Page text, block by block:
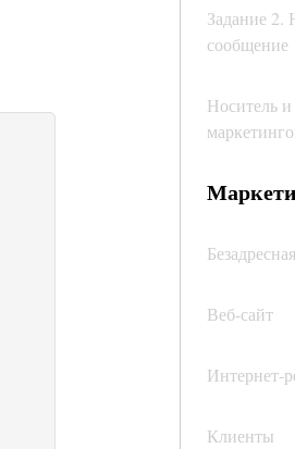
Задание 2.
сообщение
Носитель и
Веб-сайт
Интернет-
Клиенты